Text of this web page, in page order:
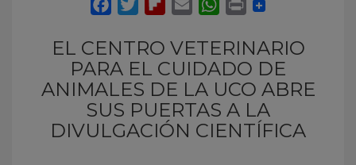
EL CENTRO VETERINARIO
PARA EL CUIDADO DE
ANIMALES DE LA UCO ABRE
SUS PUERTAS A LA
DIVULGACIÓN CIENTÍFICA